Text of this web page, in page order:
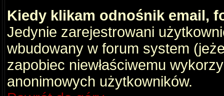
Kiedy klikam odnośnik email,
Jedynie zarejestrowani
wbudowany w forum system
zapobiec niewłaściwemu
anonimowych użytkowników.